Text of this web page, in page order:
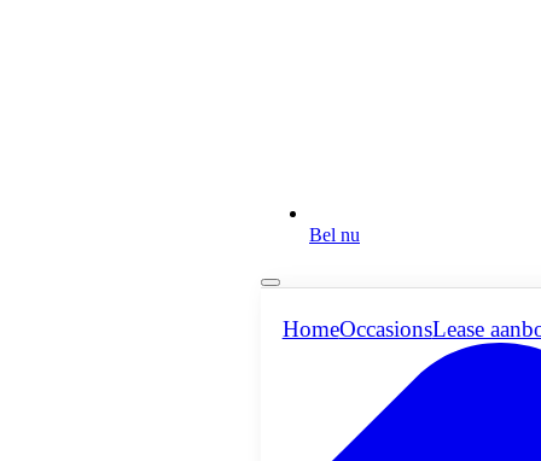
Bel nu
HomeOccasionsLease